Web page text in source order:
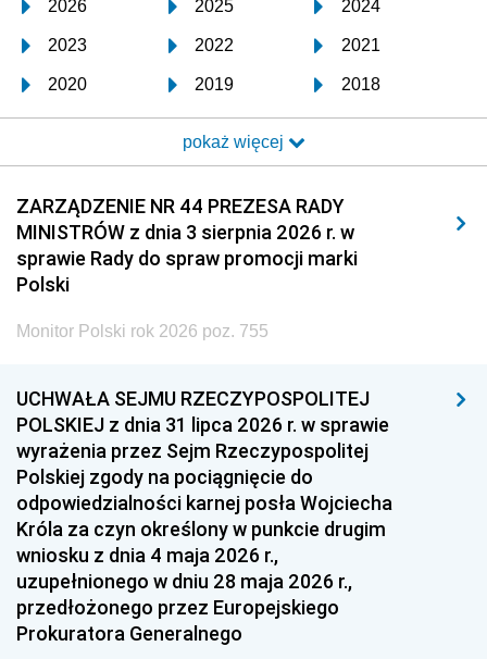
2026 2025 2024
2023 2022 2021
2020 2019 2018
2017 2016 2015
2014 2013 2012
2011 2010 2009
2008 2007 2006
2005
1996 1995 1994
1993 1992 1991
1990 1989
1987 1986 1985
1984 1983
1981 1980 1979
1978 1977
pokaż więcej
ZARZĄDZENIE NR 44 PREZESA RADY
MINISTRÓW z dnia 3 sierpnia 2026 r. w
sprawie Rady do spraw promocji marki
Polski
Monitor Polski rok 2026 poz. 755
UCHWAŁA SEJMU RZECZYPOSPOLITEJ
POLSKIEJ z dnia 31 lipca 2026 r. w sprawie
wyrażenia przez Sejm Rzeczypospolitej
Polskiej zgody na pociągnięcie do
odpowiedzialności karnej posła Wojciecha
Króla za czyn określony w punkcie drugim
wniosku z dnia 4 maja 2026 r.,
uzupełnionego w dniu 28 maja 2026 r.,
przedłożonego przez Europejskiego
Prokuratora Generalnego